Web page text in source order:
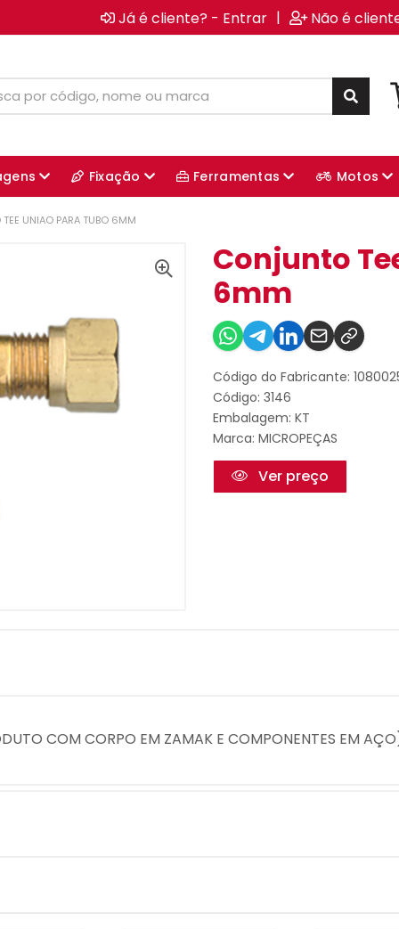
Já é cliente? - Entrar | Não é
Fixação Ferramentas Motos
UNIAO PARA TUBO 6MM
Conjunto
6mm
Código do Fabricante:
Código: 3146
Embalagem: KT
Marca: MICROPEÇAS
Ver preço
COM CORPO EM ZAMAK E COMPONENTES EM